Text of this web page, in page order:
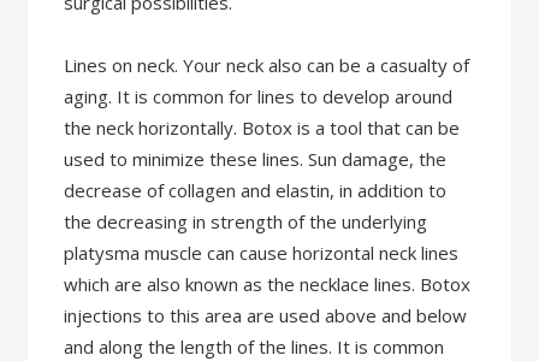
Lines on neck. Your neck also can be a casualty of
aging. It is common for lines to develop around
the neck horizontally. Botox is a tool that can be
used to minimize these lines. Sun damage, the
decrease of collagen and elastin, in addition to
the decreasing in strength of the underlying
platysma muscle can cause horizontal neck lines
which are also known as the necklace lines. Botox
injections to this area are used above and below
and along the length of the lines. It is common